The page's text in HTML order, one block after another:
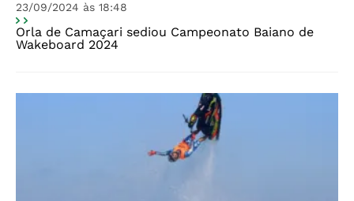
23/09/2024 às 18:48
Orla de Camaçari sediou Campeonato Baiano de
Wakeboard 2024